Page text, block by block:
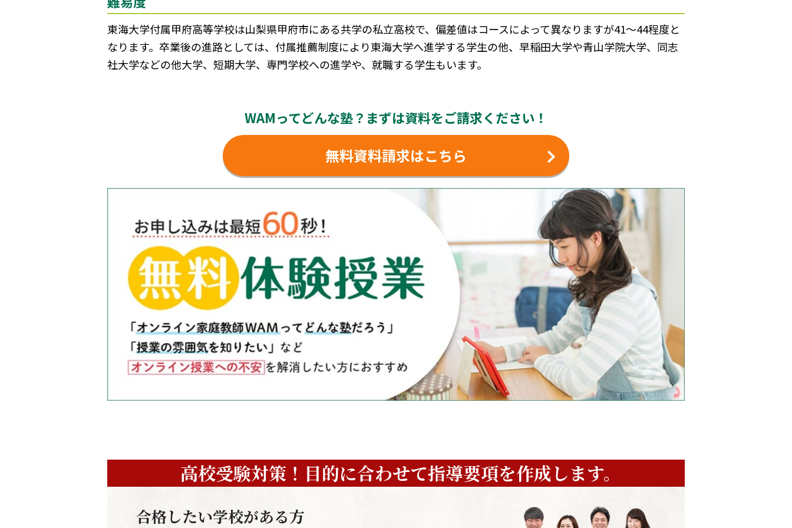
東海大学付属甲府高等学校は山梨県甲府市にある共学の私立高校で、偏差値はコースによって異なりますが41～44程度と
なります。卒業後の進路としては、付属推薦制度により東海大学へ進学する学生の他、早稲田大学や青山学院大学、同志
社大学などの他大学、短期大学、専門学校への進学や、就職する学生もいます。
WAMってどんな塾？ まずは資料をご請求ください！
無料資料請求はこちら
高校受験対策！ 目的に合わせて指導要項を作成します。
合格したい学校がある方